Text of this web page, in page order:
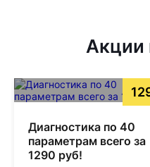
Акции
Диагностика по 40
параметрам всего за
1290 руб!